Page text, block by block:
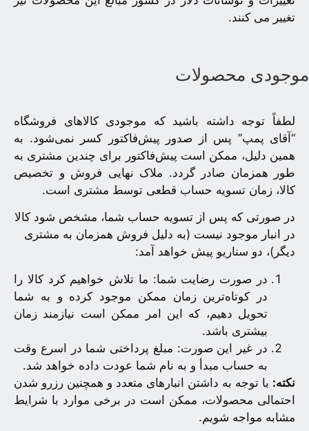
تغییر می کنند.
موجودی محصولات
لطفاً توجه داشته باشید که موجودی کالاهای فروشگاه
“آقای پمپ” پس از صدور پیش‌فاکتور کسر نمی‌شود. به
همین دلیل، ممکن است پیش‌فاکتور برای چندین مشتری به
طور همزمان صادر گردد. ملاک نهایی فروش و تخصیص
کالا، زمان تسویه حساب قطعی توسط مشتری است.
در صورتی که پس از تسویه حساب شما، مشخص شود کالا
در انبار موجود نیست (به دلیل فروش همزمان به مشتری
دیگر)، دو سناریو پیش خواهد آمد:
در صورت رضایت شما: ما تلاش خواهیم کرد کالا را
در کوتاه‌ترین زمان ممکن موجود کرده و به شما
تحویل دهیم، که این امر ممکن است نیازمند زمان
بیشتری باشد.
در غیر این صورت: مبلغ پرداختی شما در اسرع وقت
به حساب مبدأ و به نام شما عودت داده خواهد شد.
نکته: با توجه به داشتن انبارهای متعدد و همچنین رزرو شدن
احتمالی محصولات، ممکن است در برخی موارد با شرایط
مشابه مواجه شویم.